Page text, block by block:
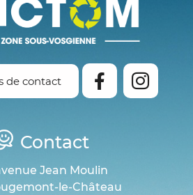
de contact
Contact
Jean Moulin
le-Château